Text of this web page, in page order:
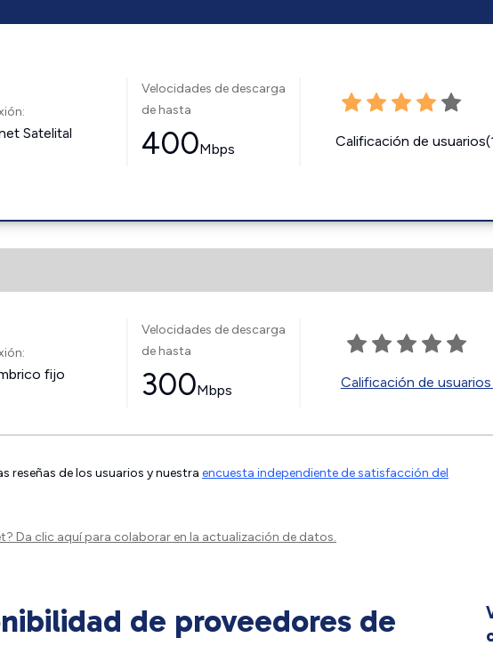
Satelital
Velocidades de descarga
de hasta
400Mbps Calificación de
fijo
Velocidades de descarga
de hasta
300Mbps Calificación de
reseñas de los usuarios y nuestra encuesta independiente de satisfacción del
Da clic aquípara colaborar en la actualización de datos.
de proveedores de